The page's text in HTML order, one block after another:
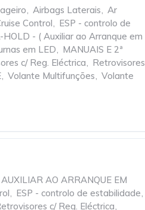
, Airbags Laterais, Ar
Control, ESP - controlo de
HOLD - ( Auxiliar ao Arranque em
em LED, MANUAIS E 2ª
c/ Reg. Eléctrica, Retrovisores
, Volante Multifunções, Volante
AUXILIAR AO ARRANQUE EM
, ESP - controlo de estabilidade,
c/ Reg. Eléctrica,